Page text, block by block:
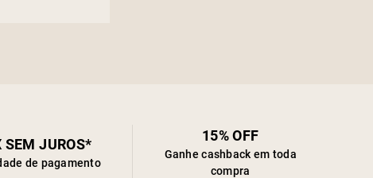
SEM JUROS*
de pagamento
15% OFF
Ganhe cashback em toda
compra